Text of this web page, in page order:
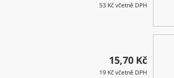
53 Kč včetně DPH
15,70 Kč
19 Kč včetně DPH